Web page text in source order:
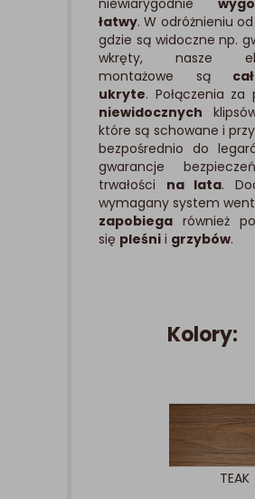
niewiarygodnie
łatwy. W odróżnieniu
gdzie są widoczne np.
wkręty, nasze
montażowe są
ukryte. Połączenia za
niewidocznych
które są schowane i
bezpośrednio do
gwarancje
trwałości na lata.
wymagany system
zapobiega również
się pleśni i grzybów.
Kolory:
TEAK